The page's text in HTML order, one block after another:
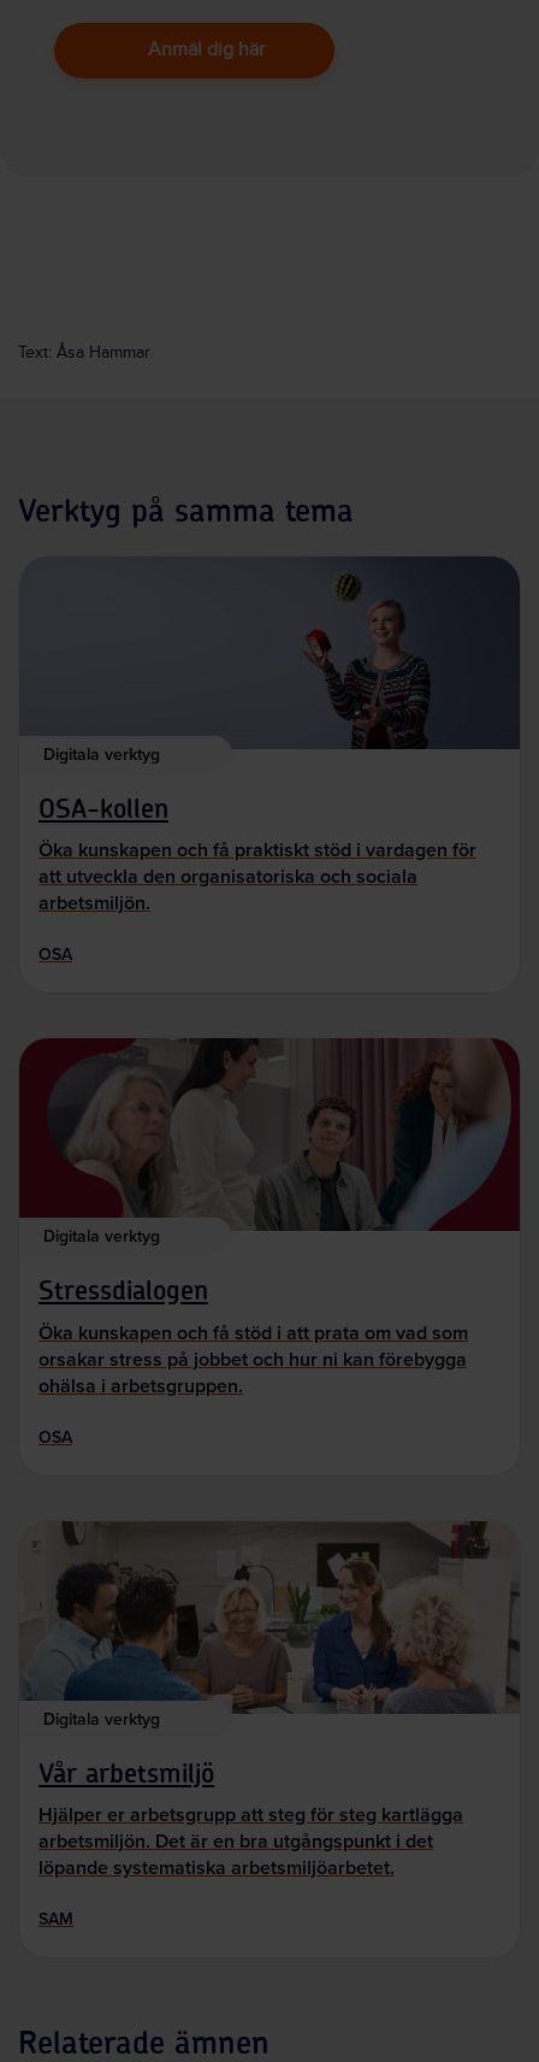
Anmäl dig här
Text: Åsa Hammar
Verktyg på samma tema
Digitala verktyg
OSA-kollen
Öka kunskapen och få praktiskt stöd i vardagen för
att utveckla den organisatoriska och sociala
arbetsmiljön.
OSA
Digitala verktyg
Stressdialogen
Öka kunskapen och få stöd i att prata om vad som
orsakar stress på jobbet och hur ni kan förebygga
ohälsa i arbetsgruppen.
OSA
Digitala verktyg
Vår arbetsmiljö
Hjälper er arbetsgrupp att steg för steg kartlägga
arbetsmiljön. Det är en bra utgångspunkt i det
löpande systematiska arbetsmiljöarbetet.
SAM
Relaterade ämnen